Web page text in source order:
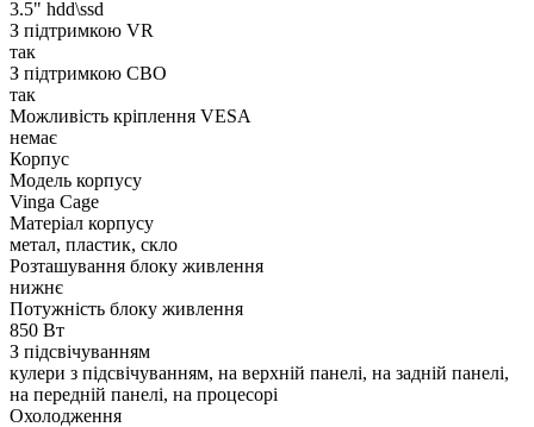
3.5" hdd\ssd
З підтримкою VR
так
З підтримкою СВО
так
Можливість кріплення VESA
немає
Корпус
Модель корпусу
Vinga Cage
Матеріал корпусу
метал, пластик, скло
Розташування блоку живлення
нижнє
Потужність блоку живлення
850 Вт
З підсвічуванням
кулери з підсвічуванням, на верхній панелі, на задній панелі,
на передній панелі, на процесорі
Охолодження